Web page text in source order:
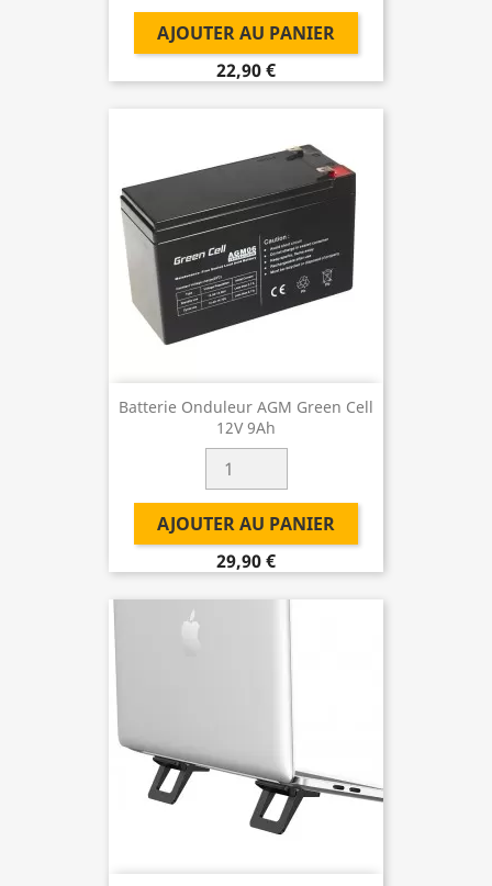
AJOUTER AU PANIER
22,90 €
Batterie Onduleur AGM Green Cell
12V 9Ah
AJOUTER AU PANIER
29,90 €